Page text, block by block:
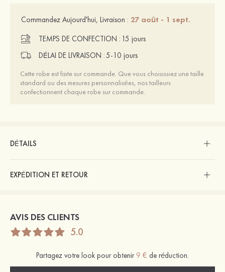
Commandez Aujourd'hui, Livraison : 27 août - 1 sept.
TEMPS DE CONFECTION : 15 jours
DÉLAI DE LIVRAISON :5-10 jours
Cette robe est faite sur commande. Que vous choisissiez une taille
standard ou des mesures personnalisées, nos tailleurs
confectionnent chaque robe sur commande.
DÉTAILS
EXPÉDITION ET RETOUR
AVIS DES CLIENTS
5.0
Partagez votre look pour obtenir 9 € de réduction.